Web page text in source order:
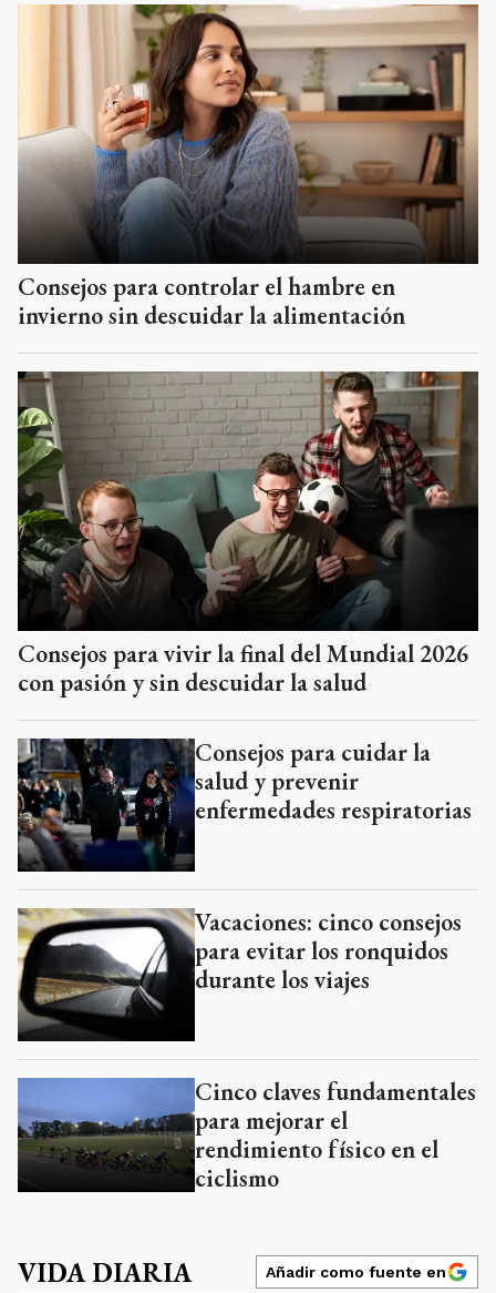
Consejos para controlar el hambre en
invierno sin descuidar la alimentación
Consejos para vivir la final del Mundial 2026
con pasión y sin descuidar la salud
Consejos para cuidar la
salud y prevenir
enfermedades respiratorias
Vacaciones: cinco consejos
para evitar los ronquidos
durante los viajes
Cinco claves fundamentales
para mejorar el
rendimiento físico en el
ciclismo
VIDA DIARIA Añadir como fuente en